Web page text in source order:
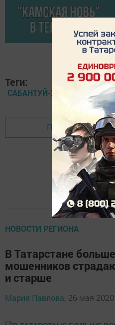
Теги:
САБАНТУЙ-2020
Перейти на
НОВОСТИ РЕГИОНА
​​​​​​​В Татарстане
мошенников
и старше
Мария Павлова, 26 мая 2020